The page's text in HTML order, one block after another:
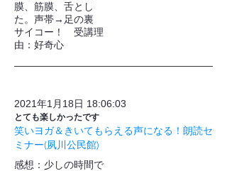
膜、筋膜、舌とし
た。声帯→足の裏
サイコー！ 受講理
由：好奇心
2021年1月18日 18:06:03
とても楽しかったです
笑いヨガ＆きいてもらえる声になる！朗読セ
ミナー(夙川公民館)
感想：少しの時間で